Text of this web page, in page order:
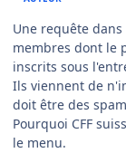
Une requête
membres dont le
inscrits sous
Ils viennent de
doit être des
Pourquoi CFF
le menu.